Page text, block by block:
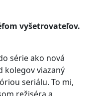
vyšetrovateľov.
série ako nová
kolegov viazaný
seriálu. To mi,